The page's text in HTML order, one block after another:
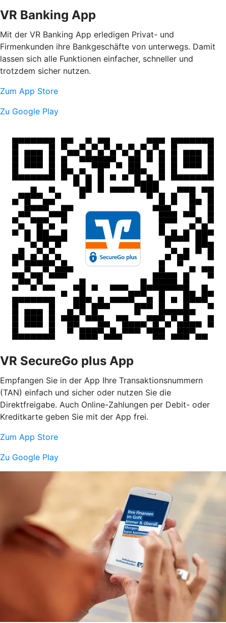
VR Banking App
Mit der VR Banking App erledigen Privat- und
Firmenkunden ihre Bankgeschäfte von unterwegs. Damit
lassen sich alle Funktionen einfacher, schneller und
trotzdem sicher nutzen.
Zum App Store
Zu Google Play
VR SecureGo plus App
Empfangen Sie in der App Ihre Transaktionsnummern
(TAN) einfach und sicher oder nutzen Sie die
Direktfreigabe. Auch Online-Zahlungen per Debit- oder
Kreditkarte geben Sie mit der App frei.
Zum App Store
Zu Google Play